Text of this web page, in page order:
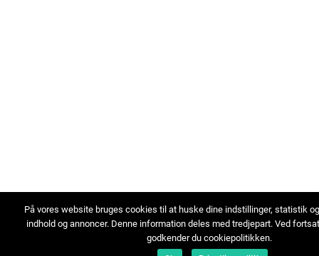
På vores website bruges cookies til at huske dine indstillinger, statistik
indhold og annoncer. Denne information deles med tredjepart. Ved
godkender du cookiepolitikken.